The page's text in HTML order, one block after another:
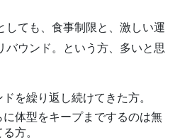
しても、食事制限と、激しい運
バウンド。という方、多いと思
を繰り返し続けてきた方。
体型をキープまでするのは無
方。